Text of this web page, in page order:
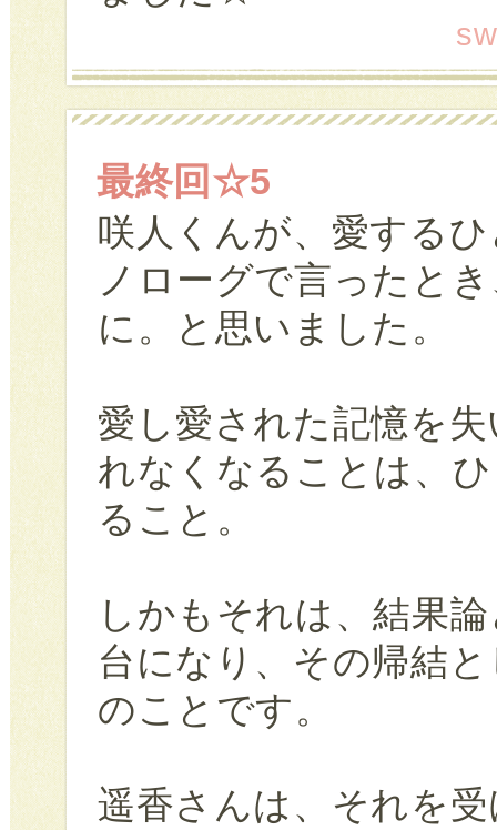
最終回☆5
咲人くんが、愛する
ノローグで言ったと
に。と思いました。
愛し愛された記憶を
れなくなることは、
ること。
しかもそれは、結果
台になり、その帰結
のことです。
遥香さんは、それを